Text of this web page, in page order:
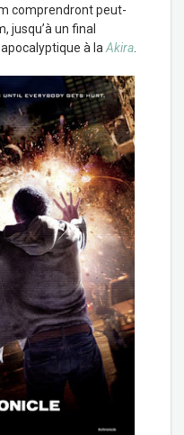
comprendront peut-
jusqu’à un final
à laAkira.